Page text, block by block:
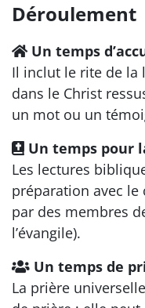
Déroulement
Un temps
Il inclut le rite de la
dans le Christ
un mot ou un
Un temps pour
Les lectures
préparation avec le
par des membres
l’évangile).
Un temps de
La prière